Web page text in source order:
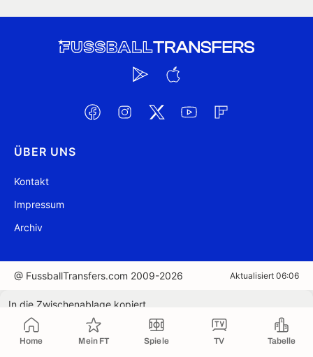
Home Mein FT Spiele TV Tabelle
ÜBER UNS
Kontakt
Impressum
Archiv
@ FussballTransfers.com 2009-2026 Aktualisiert 06:06
In die Zwischenablage kopiert